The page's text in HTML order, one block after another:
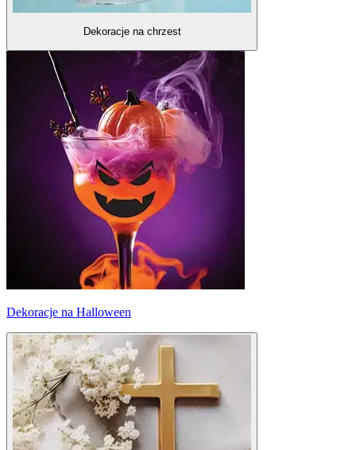
Dekoracje na chrzest
Dekoracje na Halloween